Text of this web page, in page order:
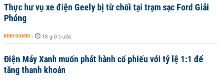
Thực hư vụ xe điện Geely bị từ chối tại trạm sạc Ford Giải
Phóng
KINH DOANH - 18 giờ trước
Điện Máy Xanh muốn phát hành cổ phiếu với tỷ lệ 1:1 để
tăng thanh khoản